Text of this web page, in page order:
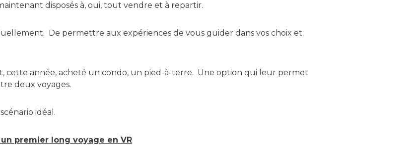
disposés à, oui, tout vendre et à repartir.
De permettre aux expériences de vous guider dans vos choix et
cette année, acheté un condo, un pied-à-terre. Une option qui leur permet
deux voyages.
idéal.
premier long voyage en VR